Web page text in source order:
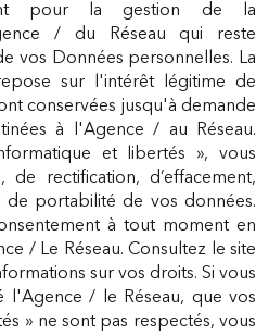
pour la gestion de la
/ du Réseau qui reste
vos Données personnelles. La
sur l'intérêt légitime de
conservées jusqu'à demande
à l'Agence / au Réseau.
et libertés », vous
de rectification, d’effacement,
de portabilité de vos données.
à tout moment en
/ Le Réseau. Consultez le site
sur vos droits. Si vous
l'Agence / le Réseau, que vos
» ne sont pas respectés, vous